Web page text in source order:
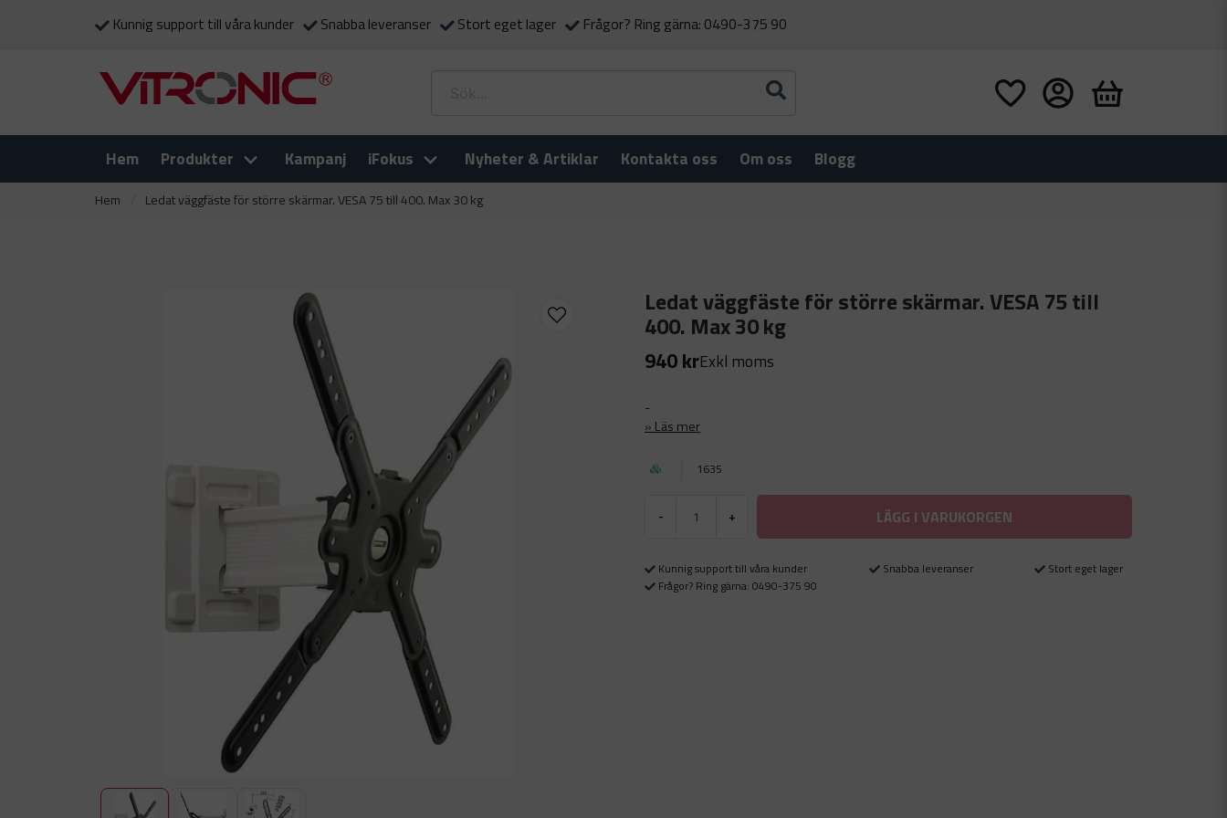
Kunnig support till våra kunder Snabba leveranser Stort eget lager Frågor? Ring gärna: 0490-375 90
Hem Produkter Kampanj iFokus Nyheter & Artiklar Kontakta oss Om oss Blogg
Hem Ledat väggfäste för större skärmar. VESA 75 till 400. Max 30 kg
Ledat väggfäste för större skärmar. VESA 75 till
400. Max 30 kg
940 krExkl moms
-
Läs mer
1635
- + LÄGG I VARUKORGEN
Kunnig support till våra kunder Snabba leveranser
Stort eget lager
Frågor? Ring gärna: 0490-375 90